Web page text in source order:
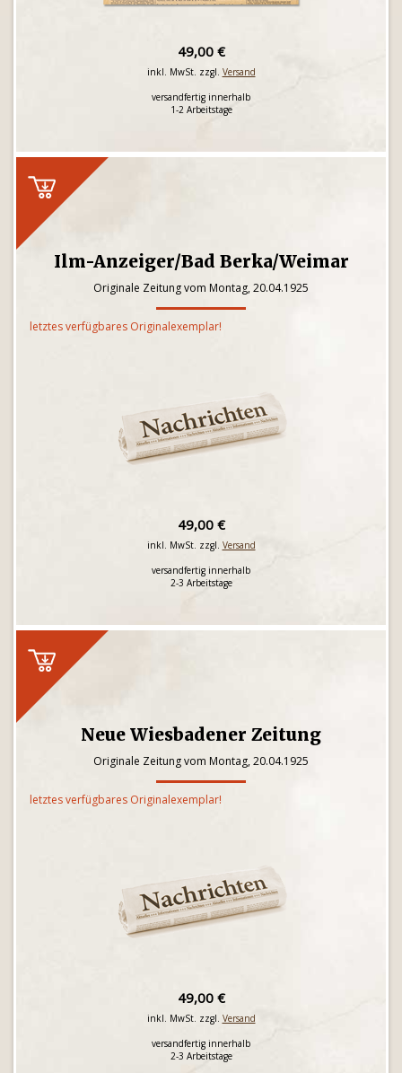
49,00 €
inkl. MwSt. zzgl. Versand
versandfertig innerhalb
1-2 Arbeitstage
Ilm-Anzeiger/Bad Berka/Weimar
Originale Zeitung vom Montag, 20.04.1925
letztes verfügbares Originalexemplar!
49,00 €
inkl. MwSt. zzgl. Versand
versandfertig innerhalb
2-3 Arbeitstage
Neue Wiesbadener Zeitung
Originale Zeitung vom Montag, 20.04.1925
letztes verfügbares Originalexemplar!
49,00 €
inkl. MwSt. zzgl. Versand
versandfertig innerhalb
2-3 Arbeitstage